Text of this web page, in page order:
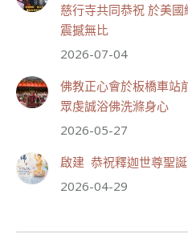
55 28 則留言
July 19, 2026, 1:38 AM
觀看更多
慈行寺共同恭祝 於美
震撼無比
2026-07-04
佛教正心會於板橋車站
眾虔誠浴佛洗滌身心
2026-05-27
啟建 恭祝釋迦世尊聖
2026-04-29